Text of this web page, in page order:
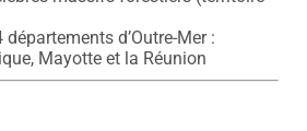
d’Outre-Mer :